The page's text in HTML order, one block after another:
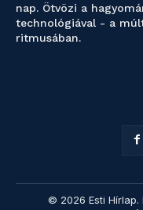
nap. Ötvözi a
technológiával - a
ritmusában.
© 2026 Esti Hírlap.